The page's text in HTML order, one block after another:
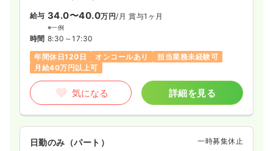
給与 34.0〜40.0万円/月 賞与1ヶ月
※一例
時間 8:30～17:30
年間休日120日
オンコールあり
担当業務未経験可
月給40万円以上可
気になる 詳細を見る
日勤のみ（パート） 一時募集休止